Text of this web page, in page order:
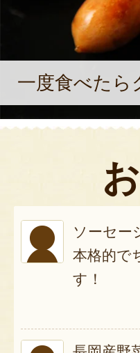
一度食べたら
ソーセー
本格的で
す！